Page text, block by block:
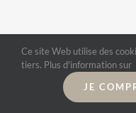
Ce site Web utilise des
tiers. Plus d'information sur
JE